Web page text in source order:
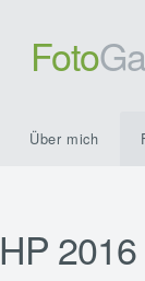
Foto
Über mich
HP